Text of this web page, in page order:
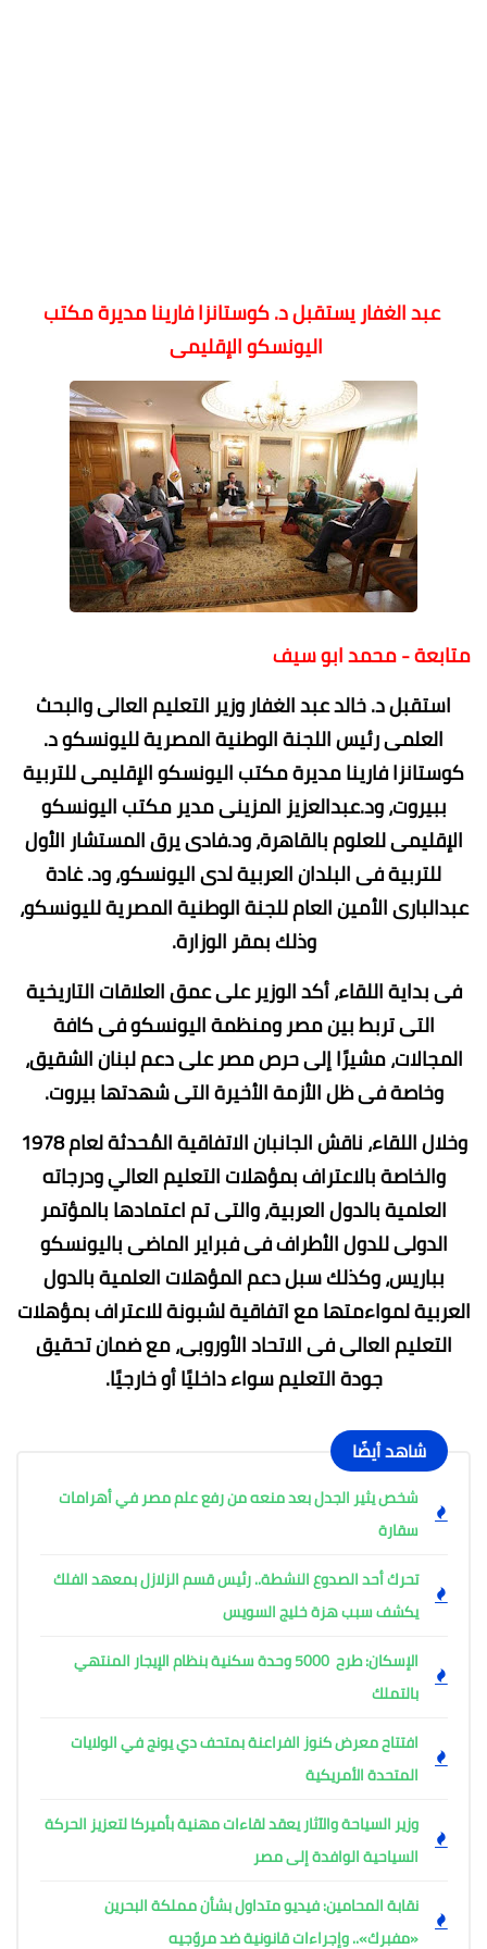
عبد الغفار يستقبل د. كوستانزا فارينا مديرة مكتب
اليونسكو الإقليمى
متابعة - محمد ابو سيف
استقبل د. خالد عبد الغفار وزير التعليم العالى والبحث
العلمى رئيس اللجنة الوطنية المصرية لليونسكو د.
كوستانزا فارينا مديرة مكتب اليونسكو الإقليمى للتربية
ببيروت، ود.عبدالعزيز المزينى مدير مكتب اليونسكو
الإقليمى للعلوم بالقاهرة، ود.فادى يرق المستشار الأول
للتربية فى البلدان العربية لدى اليونسكو، ود. غادة
عبدالبارى الأمين العام للجنة الوطنية المصرية لليونسكو،
وذلك بمقر الوزارة.
فى بداية اللقاء، أكد الوزير على عمق العلاقات التاريخية
التى تربط بين مصر ومنظمة اليونسكو فى كافة
المجالات، مشيرًا إلى حرص مصر على دعم لبنان الشقيق،
وخاصة فى ظل الأزمة الأخيرة التى شهدتها بيروت.
وخلال اللقاء، ناقش الجانبان الاتفاقية المُحدثة لعام 1978
والخاصة بالاعتراف بمؤهلات التعليم العالي ودرجاته
العلمية بالدول العربية، والتى تم اعتمادها بالمؤتمر
الدولى للدول الأطراف فى فبراير الماضى باليونسكو
بباريس، وكذلك سبل دعم المؤهلات العلمية بالدول
العربية لمواءمتها مع اتفاقية لشبونة للاعتراف بمؤهلات
التعليم العالى فى الاتحاد الأوروبى، مع ضمان تحقيق
جودة التعليم سواء داخليًا أو خارجيًا.
شاهد أيضًا
شخص يثير الجدل بعد منعه من رفع علم مصر في أهرامات
سقارة
تحرك أحد الصدوع النشطة.. رئيس قسم الزلازل بمعهد الفلك
يكشف سبب هزة خليج السويس
الإسكان: طرح 5000 وحدة سكنية بنظام الإيجار المنتهي
بالتملك
افتتاح معرض كنوز الفراعنة بمتحف دي يونج في الولايات
المتحدة الأمريكية
وزير السياحة والآثار يعقد لقاءات مهنية بأميركا لتعزيز الحركة
السياحية الوافدة إلى مصر
نقابة المحامين: فيديو متداول بشأن مملكة البحرين
«مفبرك».. وإجراءات قانونية ضد مروّجيه